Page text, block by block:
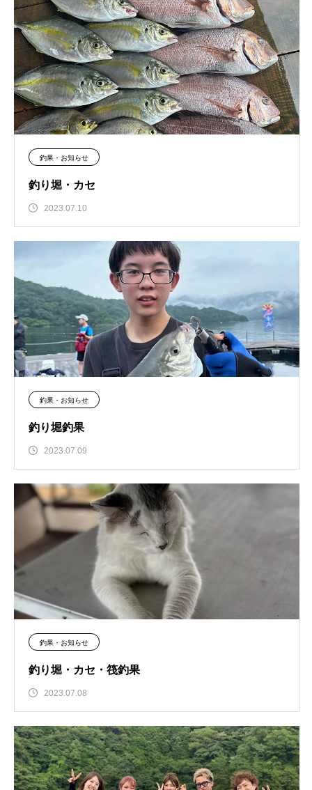
釣果・お知らせ
釣り堀・カセ
2023.07.10
釣果・お知らせ
釣り堀釣果
2023.07.09
釣果・お知らせ
釣り堀・カセ・筏釣果
2023.07.08